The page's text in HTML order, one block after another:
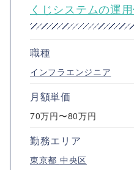
くじシステムの運
職種
インフラエンジニア
月額単価
70万円〜80万円
勤務エリア
東京都 中央区